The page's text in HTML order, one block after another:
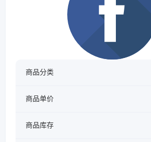
商品分类
商品单价
商品库存